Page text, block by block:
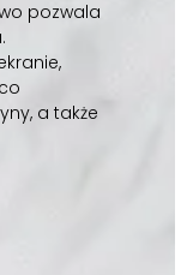
pozwala
a także